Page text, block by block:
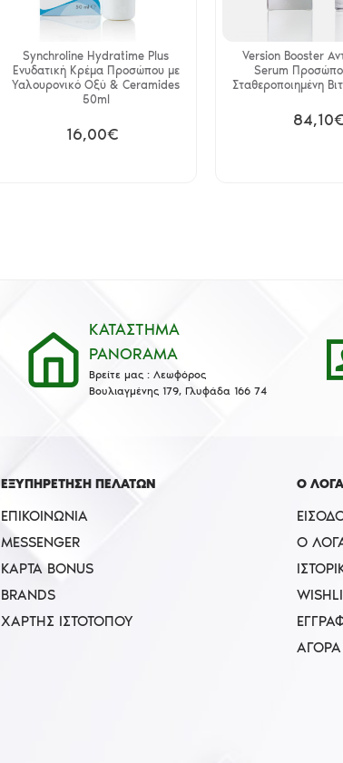
Synchroline Hydratime Plus
Ενυδατική Κρέμα Προσώπου με
Υαλουρονικό Οξύ & Ceramides
50ml
16,00€
Version Booster
Serum
Σταθεροποιημένη
ΚΑΤΑΣΤΗΜΑ
PANORAMA
Βρείτε μας : Λεωφόρος
Βουλιαγμένης 179, Γλυφάδα 166 74
ΕΞΥΠΗΡΕΤΗΣΗ ΠΕΛΑΤΩΝ
ΕΠΙΚΟΙΝΩΝΊΑ
MESSENGER
ΚΆΡΤΑ BONUS
BRANDS
ΧΆΡΤΗΣ ΙΣΤΌΤΟΠΟΥ
Ο
Ο